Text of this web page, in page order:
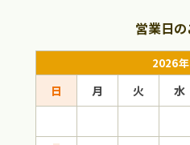
営業日
2026
日 月 火 水